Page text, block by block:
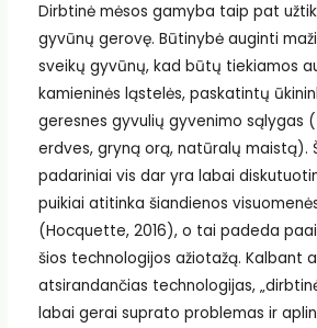
Dirbtinė mėsos gamyba taip pat
gyvūnų gerovę. Būtinybė auginti
sveikų gyvūnų, kad būtų tiekiamos
kamieninės ląstelės, paskatintų
geresnes gyvulių gyvenimo sąlygas
erdves, gryną orą, natūralų maistą).
padariniai vis dar yra labai
puikiai atitinka šiandienos
(Hocquette, 2016), o tai padeda
šios technologijos ažiotažą. Kalbant
atsirandančias technologijas,
labai gerai suprato problemas ir